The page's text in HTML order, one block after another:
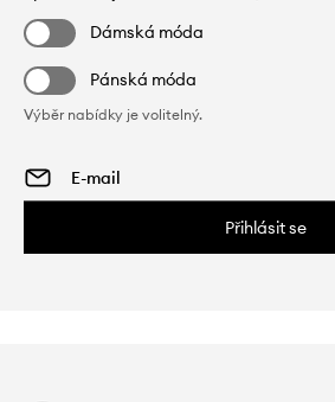
Dámská móda
Pánská móda
Výběr nabídky je volitelný.
Přihlásit se